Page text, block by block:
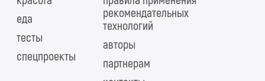
еда
тесты
спецпроекты
рекомендательных
технологий
авторы
партнерам